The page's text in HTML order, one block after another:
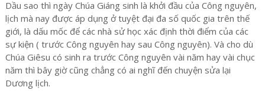
Dầu sao thì ngày Chúa Giáng sinh là khởi đầu của Công nguyên,
lịch mà nay được áp dụng ở tuyệt đại đa số quốc gia trên thế
giới, là dấu mốc để các nhà sử học xác định thời điểm của các
sự kiện ( trước Công nguyên hay sau Công nguyên). Và cho dù
Chúa Giêsu có sinh ra trước Công nguyên vài năm hay vài chục
năm thì bây giờ cũng chẳng có ai nghĩ đến chuyện sửa lại
Dương lịch.